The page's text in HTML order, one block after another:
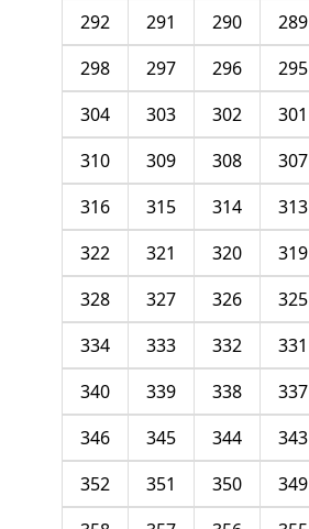
289
290
291
292
295
296
297
298
301
302
303
304
307
308
309
310
313
314
315
316
319
320
321
322
325
326
327
328
331
332
333
334
337
338
339
340
343
344
345
346
349
350
351
352